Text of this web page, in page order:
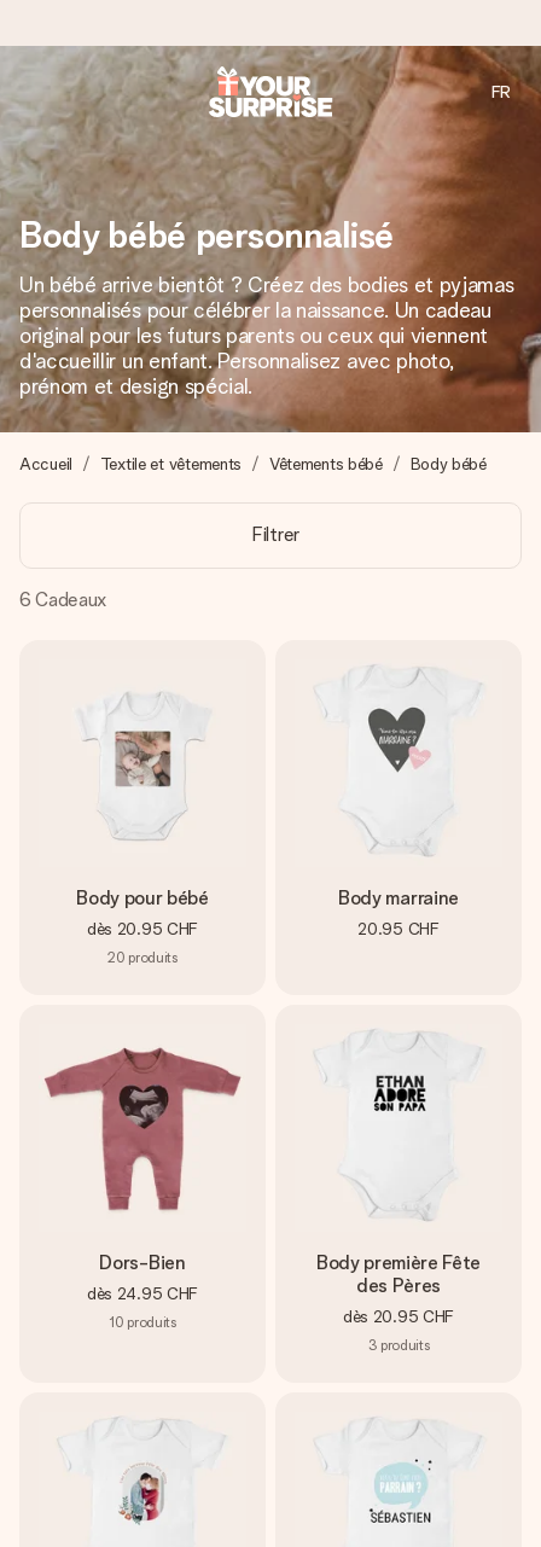
Commandé ce jour, expédié sous 24h
Nous préparons votre cadeau avec attention et l’envoyons
en un éclair – pour que vous puissiez l’offrir au bon moment,
quand cela compte le plus.
4,7 (sur la base de +15 000 avis)
Nos cadeaux sont appréciés. Les clients nous attribuent
une note de 4,7 sur Google Reviews (total de tous les
pays où nous sommes présents).
Carte de vœux gratuite
Créez quelque chose d’unique en quelques étapes – avec
son prénom, votre photo ou un message qui touche le cœur.
Sans complications, juste tout l’amour pour le moment idéal.
FR
Body bébé personnalisé
Un bébé arrive bientôt ? Créez des bodies et pyjamas
personnalisés pour célébrer la naissance. Un cadeau
original pour les futurs parents ou ceux qui viennent
d'accueillir un enfant. Personnalisez avec photo,
prénom et design spécial.
Accueil Textile et vêtements Vêtements bébé Body bébé
Filtrer
6 Cadeaux
Body pour bébé
dès 20.95 CHF
20 produits
Body marraine
20.95 CHF
Dors-Bien
dès 24.95 CHF
10 produits
Body première Fête
des Pères
dès 20.95 CHF
3 produits